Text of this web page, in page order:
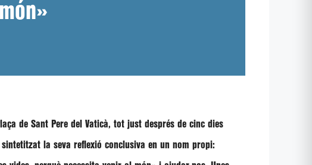
de Sant Pere del Vaticà, tot just després de cinc dies
la seva reflexió conclusiva en un nom propi: